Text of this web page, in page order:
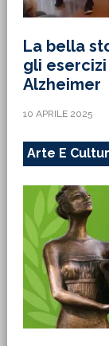
La bella
gli
Alzheimer
10 APRILE 2025
Arte E